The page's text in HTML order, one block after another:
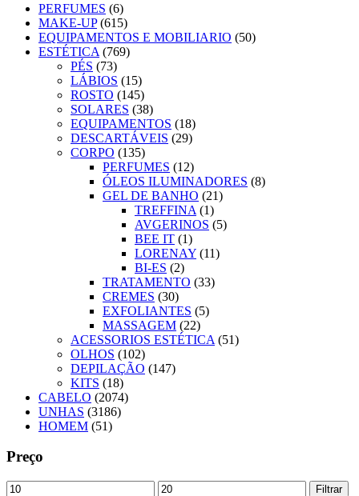
PERFUMES (6)
MAKE-UP (615)
EQUIPAMENTOS E MOBILIARIO (50)
ESTÉTICA (769)
PÉS (73)
LÁBIOS (15)
ROSTO (145)
SOLARES (38)
EQUIPAMENTOS (18)
DESCARTÁVEIS (29)
CORPO (135)
PERFUMES (12)
ÓLEOS ILUMINADORES (8)
GEL DE BANHO (21)
TREFFINA (1)
AVGERINOS (5)
BEE IT (1)
LORENAY (11)
BI-ES (2)
TRATAMENTO (33)
CREMES (30)
EXFOLIANTES (5)
MASSAGEM (22)
ACESSORIOS ESTÉTICA (51)
OLHOS (102)
DEPILAÇÃO (147)
KITS (18)
CABELO (2074)
UNHAS (3186)
HOMEM (51)
Preço
Preço
Preço
Filtrar